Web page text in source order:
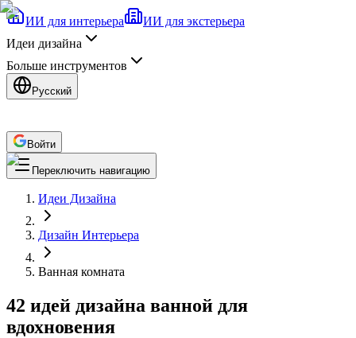
ИИ для интерьера
ИИ для экстерьера
Идеи дизайна
Больше инструментов
Русский
Войти
Переключить навигацию
Идеи Дизайна
Дизайн Интерьера
Ванная комната
42 идей дизайна ванной для
вдохновения